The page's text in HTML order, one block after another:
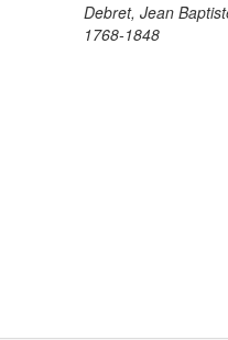
Debret, Jean
1768-1848